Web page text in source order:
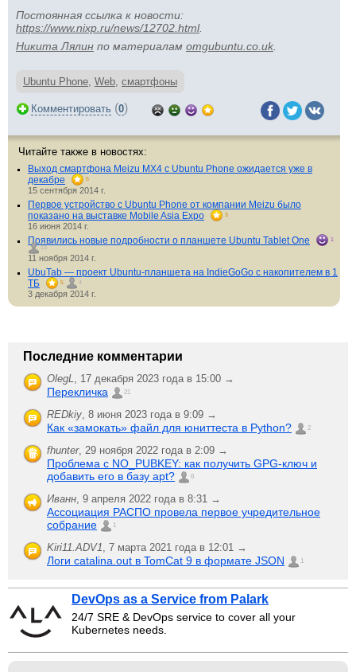
Постоянная ссылка к новости:
https://www.nixp.ru/news/12702.html.
Никита Лялин по материалам omgubuntu.co.uk
Ubuntu Phone, Web, смартфоны
Комментировать (0)
Читайте также в новостях:
Выход смартфона Meizu MX4 с Ubuntu Phone ожидается уже в
декабре
5
15 сентября 2014 г.
Первое устройство с Ubuntu Phone от компании Meizu было
показано на выставке Mobile Asia Expo
3
16 июня 2014 г.
Появились новые подробности о планшете Ubuntu Tablet One
1
13
11 ноября 2014 г.
UbuTab — проект Ubuntu-планшета на IndieGoGo с накопителем в 1
ТБ
5 4
3 декабря 2014 г.
Последние комментарии
OlegL, 17 декабря 2023 года в 15:00 →
Перекличка 21
REDkiy, 8 июня 2023 года в 9:09 →
Как «замокать» файл для юниттеста в Python? 2
fhunter, 29 ноября 2022 года в 2:09 →
Проблема с NO_PUBKEY: как получить GPG-ключ и
добавить его в базу apt?
6
Иванн, 9 апреля 2022 года в 8:31 →
Ассоциация РАСПО провела первое учредительное
собрание
1
Kiri11.ADV1, 7 марта 2021 года в 12:01 →
Логи catalina.out в TomCat 9 в формате JSON 1
DevOps as a Service from Palark
24/7 SRE & DevOps service to cover all your
Kubernetes needs.